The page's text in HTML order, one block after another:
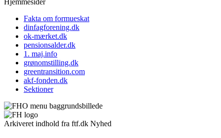
Hjemmesider
Fakta om formueskat
dinfagforening.dk
ok-mærket.dk
pensionsalder.dk
1. maj.info
grønomstilling.dk
greentransition.com
akf-fonden.dk
Sektioner
Arkiveret indhold fra ftf.dk Nyhed